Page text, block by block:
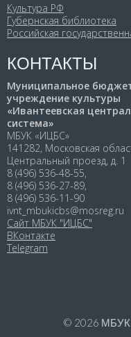
Культура РФ
Губернская библиотека
Российская
КОНТАКТЫ
Муниципальное
учреждение культуры
«Ивантеевская
система»
МБУК «ИЦБС»
141282, Московская
Центральный проезд, д. 1
8 (496) 536-48-55,
8 (496) 536-27-89,
8 (496) 536-11-90
ivnt_mbukicbs@mosreg.ru
Сайт МБУК "ИЦБС"
ВКонтакте
Telegram
© 2026